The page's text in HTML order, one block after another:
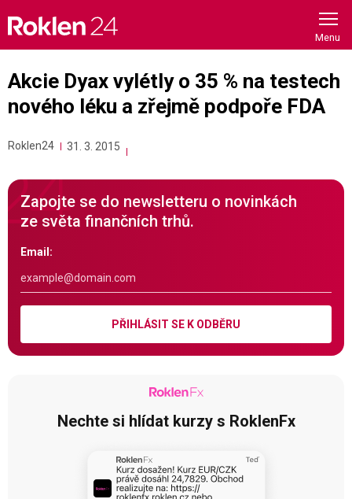
content
Akcie Dyax vylétly o 35 % na testech
nového léku a zřejmě podpoře FDA
Roklen24 31. 3. 2015
Zapojte se do newsletteru o novinkách
ze světa finančních trhů.
Email:
PŘIHLÁSIT SE K ODBĚRU
Nechte si hlídat kurzy s RoklenFx